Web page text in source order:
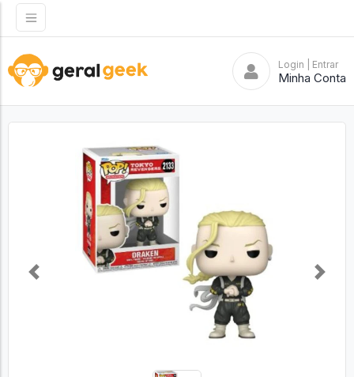
Login | Entrar
Minha Conta
Previous Next